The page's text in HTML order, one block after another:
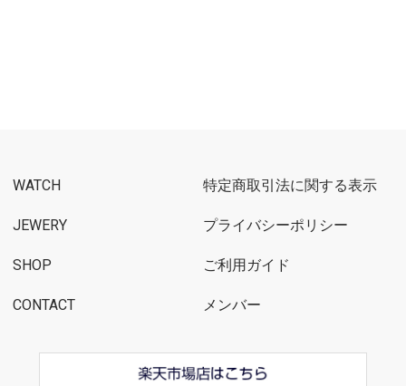
WATCH
JEWERY
SHOP
CONTACT
特定商取引法に関する表示
プライバシーポリシー
ご利用ガイド
メンバー